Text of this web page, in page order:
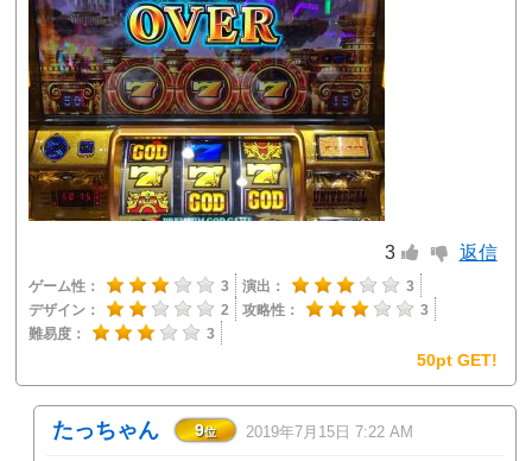
3 返信
ゲーム性： 3 演出：
3
デザイン：
2 攻略性：
3
難易度：
3
50pt GET!
たっちゃん 9位 2019年7月15日 7:22 AM